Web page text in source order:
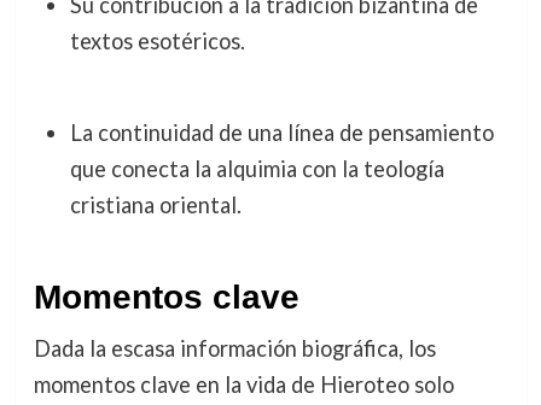
textos esotéricos.
La continuidad de una línea de pensamiento
que conecta la alquimia con la teología
cristiana oriental.
Momentos clave
Dada la escasa información biográfica, los
momentos clave en la vida de Hieroteo solo